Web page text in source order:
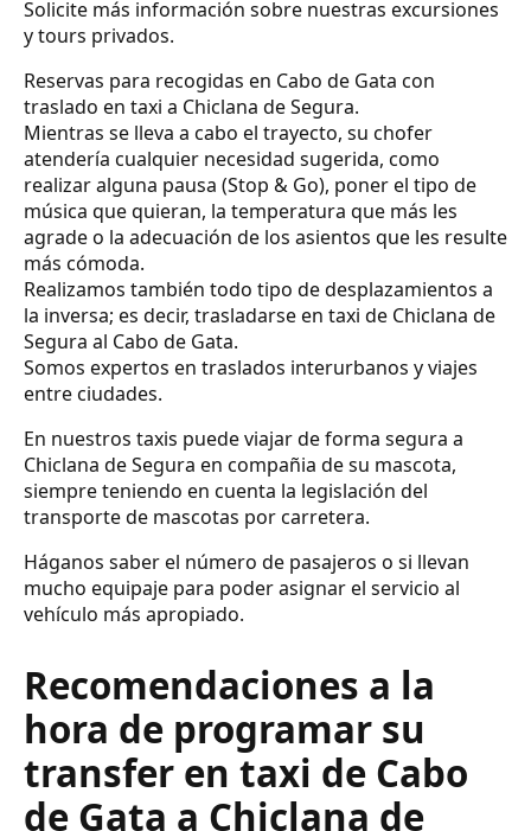
Solicite más información sobre nuestras excursiones
y tours privados.
Reservas para recogidas en Cabo de Gata con
traslado en taxi a Chiclana de Segura.
Mientras se lleva a cabo el trayecto, su chofer
atendería cualquier necesidad sugerida, como
realizar alguna pausa (Stop & Go), poner el tipo de
música que quieran, la temperatura que más les
agrade o la adecuación de los asientos que les resulte
más cómoda.
Realizamos también todo tipo de desplazamientos a
la inversa; es decir, trasladarse en taxi de Chiclana de
Segura al Cabo de Gata.
Somos expertos en traslados interurbanos y viajes
entre ciudades.
En nuestros taxis puede viajar de forma segura a
Chiclana de Segura en compañia de su mascota,
siempre teniendo en cuenta la legislación del
transporte de mascotas por carretera.
Háganos saber el número de pasajeros o si llevan
mucho equipaje para poder asignar el servicio al
vehículo más apropiado.
Recomendaciones a la
hora de programar su
transfer en taxi de Cabo
de Gata a Chiclana de